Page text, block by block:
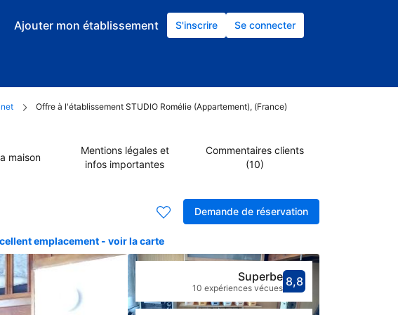
Ajouter mon établissement S'inscrire Se connecter
Offre à l'établissement STUDIO Romélie (Appartement), (France)
maison
Mentions légales et
infos importantes
Commentaires clients
(10)
Demande de réservation
emplacement - voir la carte
Avec une
8,8superbe
Superbe
10 expériences vécues